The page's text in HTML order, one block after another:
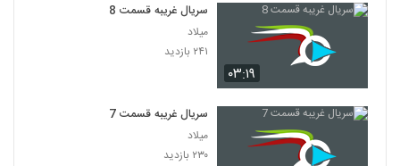
۰۳:۱۹
سریال غریبه قسمت 8
میلاد
۲۴۱ بازدید
سریال غریبه قسمت 7
میلاد
۲۳۰ بازدید